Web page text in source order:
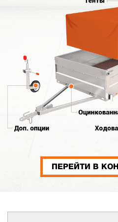
ПЕРЕЙТИ В